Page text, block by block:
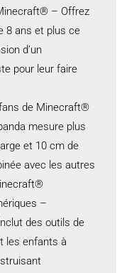
– Offrez
8 ans et plus ce
d’un
pour leur faire
de Minecraft®
mesure plus
et 10 cm de
avec les autres
–
des outils de
les enfants à